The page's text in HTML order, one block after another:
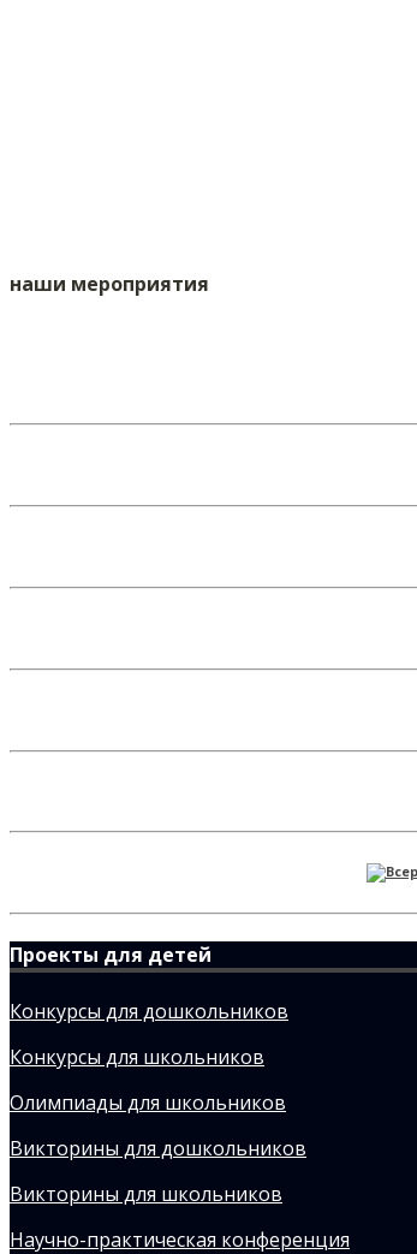
наши мероприятия
Проекты для детей
Конкурсы для дошкольников
Конкурсы для школьников
Олимпиады для школьников
Викторины для дошкольников
Викторины для школьников
Научно-практическая конференция